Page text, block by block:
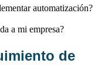
automatización?
a mi empresa?
de